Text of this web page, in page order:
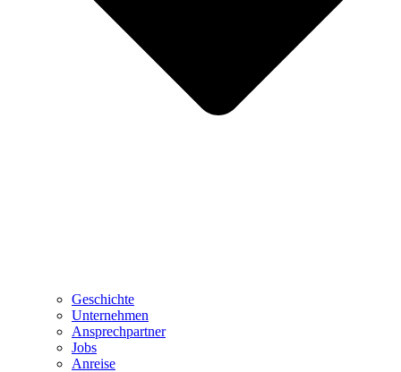
Geschichte
Unternehmen
Ansprechpartner
Jobs
Anreise